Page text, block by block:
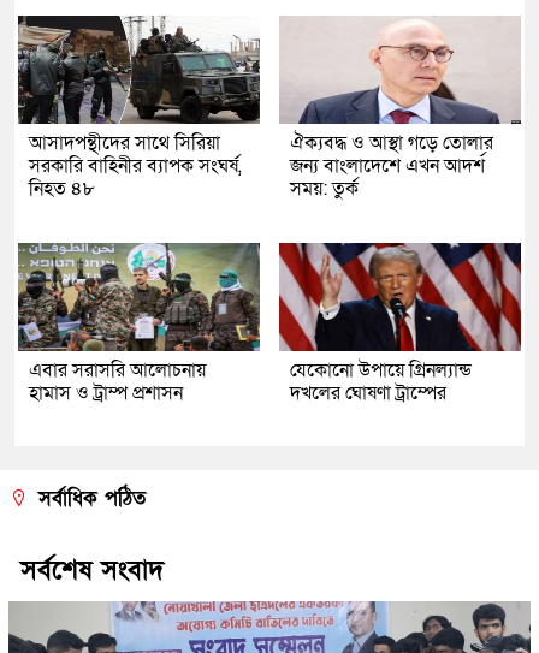
আসাদপন্থীদের সাথে সিরিয়া
সরকারি বাহিনীর ব্যাপক সংঘর্ষ,
নিহত ৪৮
ঐক্যবদ্ধ ও আস্থা গড়ে তোলার
জন্য বাংলাদেশে এখন আদর্শ
সময়: তুর্ক
এবার সরাসরি আলোচনায়
হামাস ও ট্রাম্প প্রশাসন
যেকোনো উপায়ে গ্রিনল্যান্ড
দখলের ঘোষণা ট্রাম্পের
সর্বাধিক পঠিত
সর্বশেষ সংবাদ